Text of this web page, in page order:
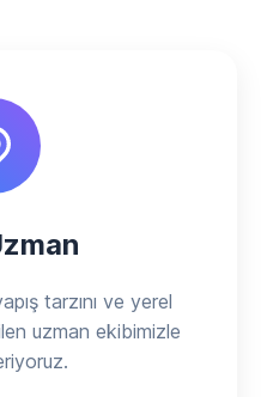
tarzını ve yerel
uzman ekibimizle